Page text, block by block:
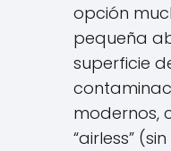
opción
pequeña
superficie
modernos,
“airless”